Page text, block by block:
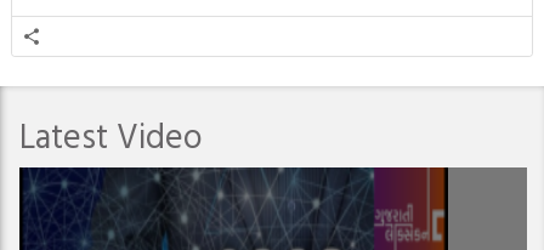
Latest Video